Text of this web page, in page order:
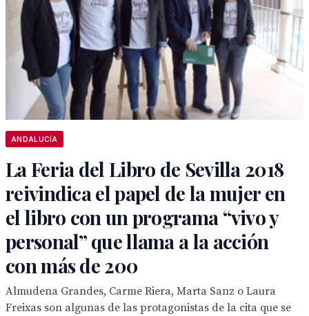
ANDALUCÍA
La Feria del Libro de Sevilla 2018
reivindica el papel de la mujer en
el libro con un programa “vivo y
personal” que llama a la acción
con más de 200
Almudena Grandes, Carme Riera, Marta Sanz o Laura
Freixas son algunas de las protagonistas de la cita que se